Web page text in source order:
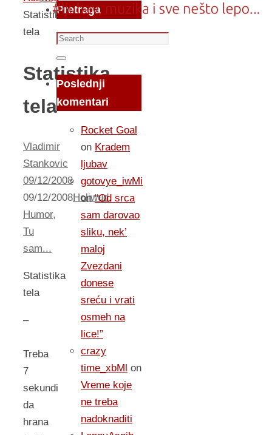
Statistika
tela
Statistika
tela
Vladimir
Stankovic
09/12/2008
09/12/2008Holiwud,
Humor,
Tu
sam...
Statistika
tela
–
Treba
7
sekundi
da
hrana
Pretraga
Search
for:
Search
Poslednji
komentari
Rocket Goal
on Kradem
ljubav
gotovye_iwMi
on“Od srca
sam darovao
sliku, nek’
maloj
Zvezdani
donese
sreću i vrati
osmeh na
lice!”
crazy
time_xbMl on
Vreme koje
ne treba
nadoknaditi